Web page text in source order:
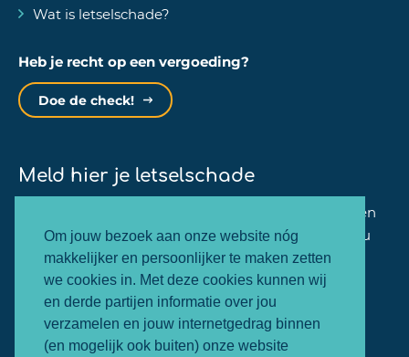
Om jouw bezoek aan onze website nóg
makkelijker en persoonlijker te maken zetten
we cookies in. Met deze cookies kunnen wij
en derde partijen informatie over jou
verzamelen en jouw internetgedrag binnen
(en mogelijk ook buiten) onze website
Wat is letselschade?
Heb je recht op een vergoeding?
Doe de check!
Meld hier je letselschade
Binnen één minuut kan jij je zaak bij ons aanmelden
en zullen wij dezelfde werkdag nog contact met jou
opnemen.
Letselschade melden